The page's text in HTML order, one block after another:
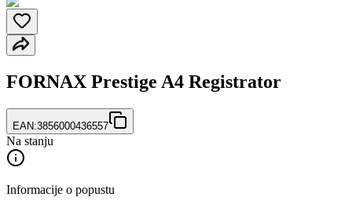
FORNAX Prestige A4 Registrator
EAN:3856000436557
Na stanju
Informacije o popustu